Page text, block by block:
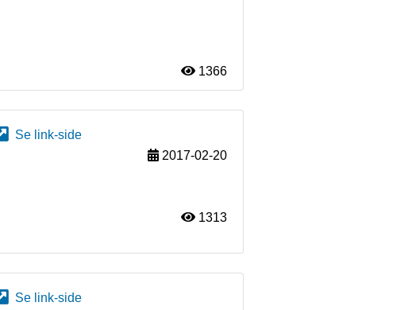
1366
Se link-side
2017-02-20
1313
Se link-side